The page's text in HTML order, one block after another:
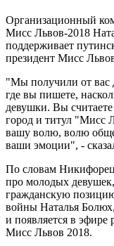
Организационный
Мисс Львов-2018
поддерживает
президент Мисс
"Мы получили от вас
где вы пишете,
девушки. Вы
город и титул "Мисс
вашу волю, волю
ваши эмоции", -
По словам
про молодых
гражданскую
войны Наталья
и появляется в эфире
Мисс Львов 2018.